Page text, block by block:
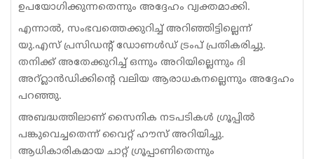
ഉപയോഗിക്കുന്നതെന്നും അദ്ദേഹം വ്യക്തമാക്കി.
എന്നാൽ, സംഭവത്തെക്കുറിച്ച് അറിഞ്ഞിട്ടില്ലെന്ന്
യു.എസ് പ്രസിഡന്റ് ഡോണൾഡ് ട്രംപ് പ്രതികരിച്ചു.
തനിക്ക് അതേക്കുറിച്ച് ഒന്നും അറിയില്ലെന്നും ദി
അറ്റ്ലാൻഡിക്കിന്റെ വലിയ ആരാധകനല്ലെന്നും അദ്ദേഹം
പറഞ്ഞു.
അബദ്ധത്തിലാണ് സൈനിക നടപടികൾ ഗ്രൂപ്പിൽ
പങ്കുവെച്ചതെന്ന് വൈറ്റ് ഹൗസ് അറിയിച്ചു.
ആധികാരികമായ ചാറ്റ് ഗ്രൂപ്പാണിതെന്നും